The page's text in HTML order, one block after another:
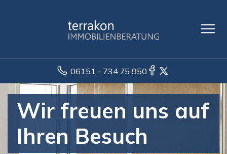
06151 - 734 75 950
Wir freuen uns auf
Ihren Besuch